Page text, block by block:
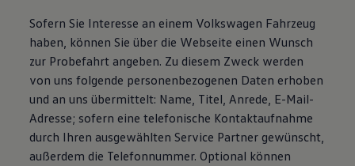
Sofern Sie Interesse an einem Volkswagen Fahrzeug
haben, können Sie über die Webseite einen Wunsch
zur Probefahrt angeben. Zu diesem Zweck werden
von uns folgende personenbezogenen Daten erhoben
und an uns übermittelt: Name, Titel, Anrede, E-Mail-
Adresse; sofern eine telefonische Kontaktaufnahme
durch Ihren ausgewählten Service Partner gewünscht,
außerdem die Telefonnummer. Optional können